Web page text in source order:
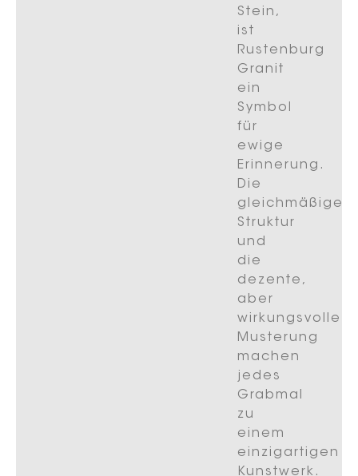
Stein,
ist
Rustenburg
Granit
ein
Symbol
für
ewige
Erinnerung.
Die
gleichmäßige
Struktur
und
die
dezente,
aber
wirkungsvolle
Musterung
machen
jedes
Grabmal
zu
einem
einzigartigen
Kunstwerk.